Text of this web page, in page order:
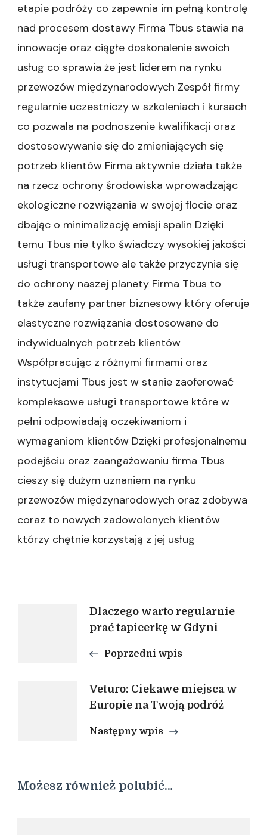
etapie podróży co zapewnia im pełną kontrolę
nad procesem dostawy Firma Tbus stawia na
innowacje oraz ciągłe doskonalenie swoich
usług co sprawia że jest liderem na rynku
przewozów międzynarodowych Zespół firmy
regularnie uczestniczy w szkoleniach i kursach
co pozwala na podnoszenie kwalifikacji oraz
dostosowywanie się do zmieniających się
potrzeb klientów Firma aktywnie działa także
na rzecz ochrony środowiska wprowadzając
ekologiczne rozwiązania w swojej flocie oraz
dbając o minimalizację emisji spalin Dzięki
temu Tbus nie tylko świadczy wysokiej jakości
usługi transportowe ale także przyczynia się
do ochrony naszej planety Firma Tbus to
także zaufany partner biznesowy który oferuje
elastyczne rozwiązania dostosowane do
indywidualnych potrzeb klientów
Współpracując z różnymi firmami oraz
instytucjami Tbus jest w stanie zaoferować
kompleksowe usługi transportowe które w
pełni odpowiadają oczekiwaniom i
wymaganiom klientów Dzięki profesjonalnemu
podejściu oraz zaangażowaniu firma Tbus
cieszy się dużym uznaniem na rynku
przewozów międzynarodowych oraz zdobywa
coraz to nowych zadowolonych klientów
którzy chętnie korzystają z jej usług
Nawigacja
wpisu
Dlaczego warto regularnie
prać tapicerkę w Gdyni
Poprzedni wpis
Veturo: Ciekawe miejsca w
Europie na Twoją podróż
Następny wpis
Możesz również polubić…